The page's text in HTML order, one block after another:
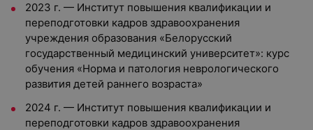
2023 г. — Институт повышения квалификации и
переподготовки кадров здравоохранения
учреждения образования «Белорусский
государственный медицинский университет»: курс
обучения «Норма и патология неврологического
развития детей раннего возраста»
2024 г. — Институт повышения квалификации и
переподготовки кадров здравоохранения